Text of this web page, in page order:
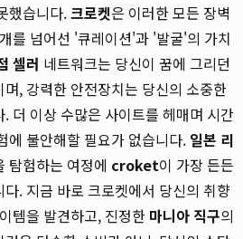
했습니다.크로켓은 이러한 모든 장벽
를 넘어선 '큐레이션'과 '발굴'의 가치
셀러 네트워크는 당신이 꿈에 그리던
며, 강력한 안전장치는 당신의 소중한
더 이상 수많은 사이트를 헤매며 시간
에 불안해할 필요가 없습니다. 일본 리
탐험하는 여정에 croket이 가장 든든
. 지금 바로 크로켓에서 당신의 취향
템을 발견하고, 진정한 마니아 직구의